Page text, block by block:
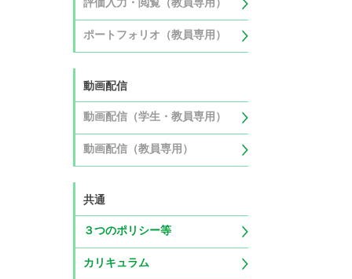
ポートフォリオ（教員専用）
動画配信
動画配信（学生・教員専用）
動画配信（教員専用）
共通
３つのポリシー等
カリキュラム